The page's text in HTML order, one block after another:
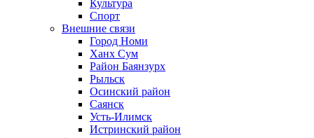
Культура
Спорт
Внешние связи
Город Номи
Ханх Сум
Район Баянзурх
Рыльск
Осинский район
Саянск
Усть-Илимск
Истринский район